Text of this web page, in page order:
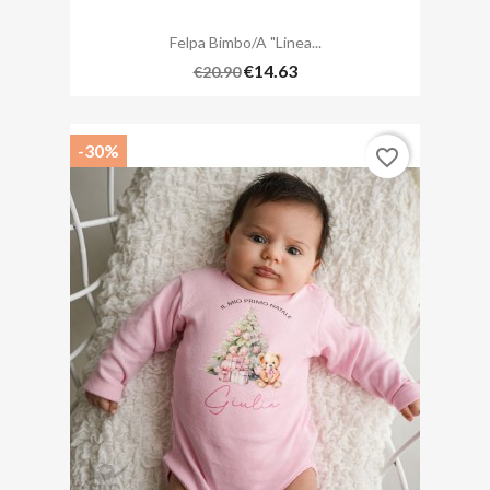
Felpa Bimbo/a "Linea...
€20.90 €14.63
-30% favorite_border